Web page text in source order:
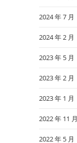
2024 年 7 月
2024 年 2 月
2023 年 5 月
2023 年 2 月
2023 年 1 月
2022 年 11 月
2022 年 5 月